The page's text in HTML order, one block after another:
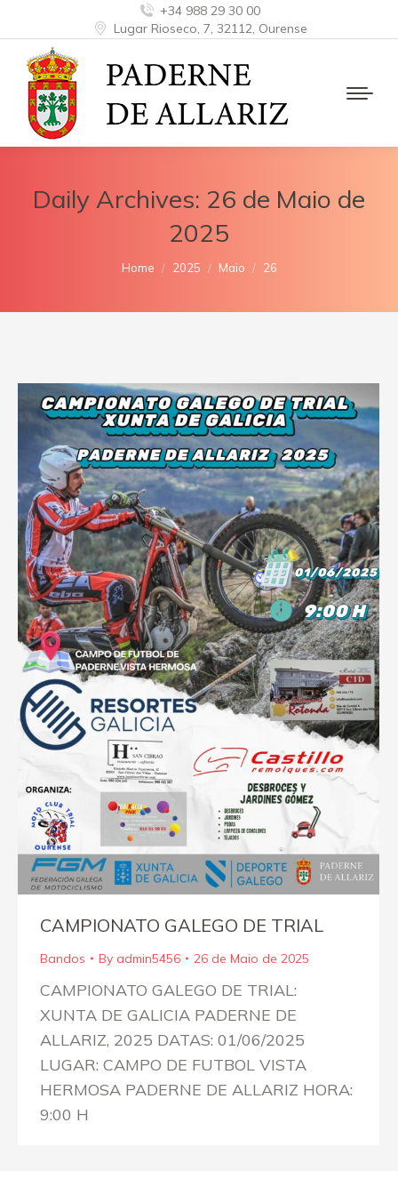
+34 988 29 30 00
Lugar Rioseco, 7, 32112, Ourense
Daily Archives: 26 de Maio de
2025
You are here:
Home 2025 Maio 26
CAMPIONATO GALEGO DE TRIAL
Bandos By admin5456 26 de Maio de 2025
CAMPIONATO GALEGO DE TRIAL:
XUNTA DE GALICIA PADERNE DE
ALLARIZ, 2025 DATAS: 01/06/2025
LUGAR: CAMPO DE FUTBOL VISTA
HERMOSA PADERNE DE ALLARIZ HORA:
9:00 H